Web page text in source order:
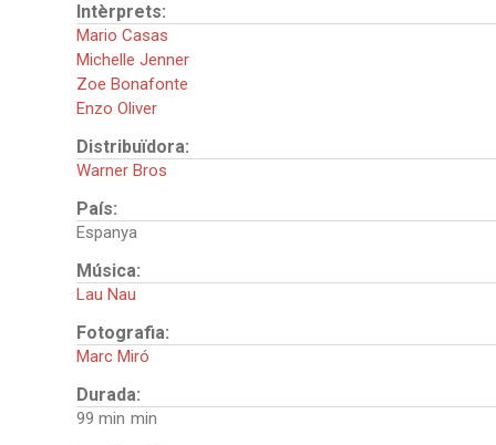
Intèrprets:
Mario Casas
Michelle Jenner
Zoe Bonafonte
Enzo Oliver
Distribuïdora:
Warner Bros
País:
Espanya
Música:
Lau Nau
Fotografia:
Marc Miró
Durada:
99 min